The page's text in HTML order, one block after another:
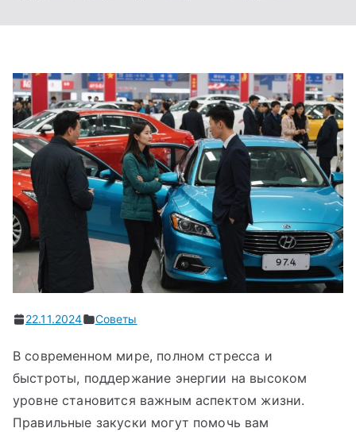
22.11.2024 Советы
В современном мире, полном стресса и
быстроты, поддержание энергии на высоком
уровне становится важным аспектом жизни.
Правильные закуски могут помочь вам